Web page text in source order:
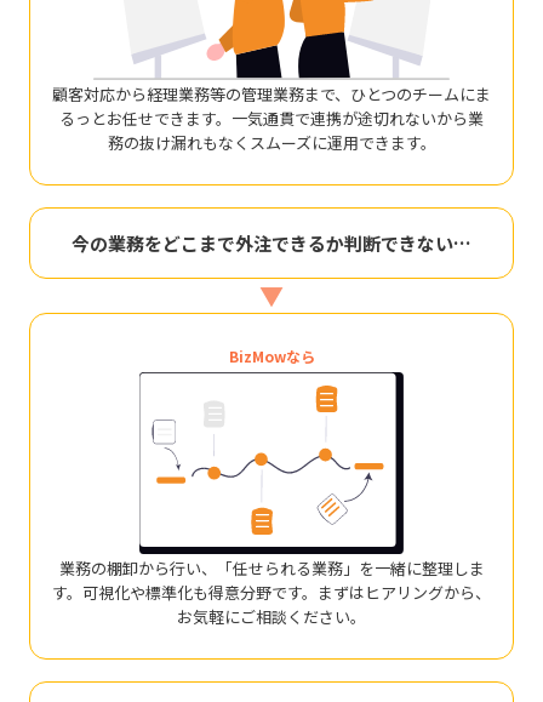
顧客対応から経理業務等の管理業務まで、ひとつのチームにま
るっとお任せできます。一気通貫で連携が途切れないから業
務の抜け漏れもなくスムーズに運用できます。
今の業務をどこまで外注できるか判断できない…
▼
BizMowなら
業務の棚卸から行い、「任せられる業務」を一緒に整理しま
す。可視化や標準化も得意分野です。まずはヒアリングから、
お気軽にご相談ください。